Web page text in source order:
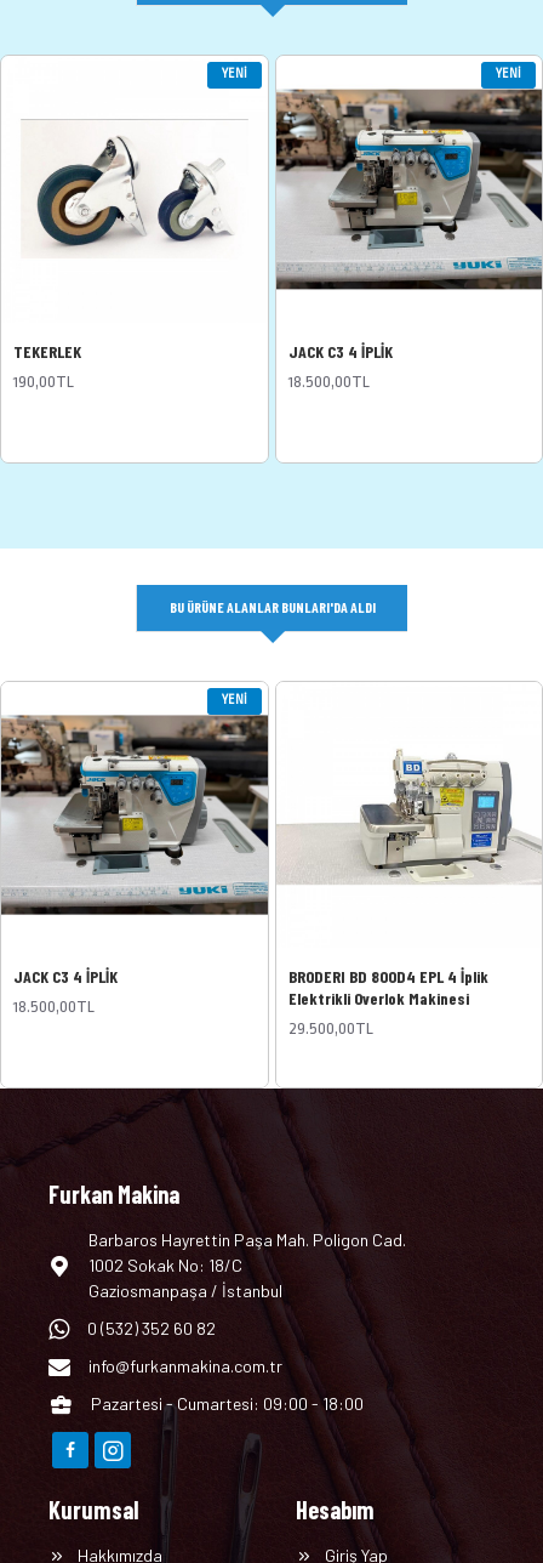
YENI
TEKERLEK
190,00TL
YENI
JACK C3 4 İPLİK
18.500,00TL
BU ÜRÜNE ALANLAR BUNLARI'DA ALDI
YENI
JACK C3 4 İPLİK
18.500,00TL
BRODERI BD 800D4 EPL 4 İplik
Elektrikli Overlok Makinesi
29.500,00TL
Furkan Makina
Barbaros Hayrettin Paşa Mah. Poligon Cad.
1002 Sokak No: 18/C
Gaziosmanpaşa / İstanbul
0 (532) 352 60 82
info@furkanmakina.com.tr
Pazartesi - Cumartesi: 09:00 - 18:00
Kurumsal
Hakkımızda
Hesabım
Giriş Yap